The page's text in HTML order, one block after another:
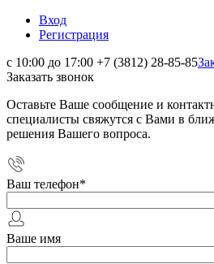
Вход
Регистрация
с 10:00 до 17:00 +7 (3812) 28-85-85
Заказать звонок
Оставьте Ваше сообщение и
специалисты свяжутся с Вами в
решения Вашего вопроса.
Ваш телефон*
Ваше имя